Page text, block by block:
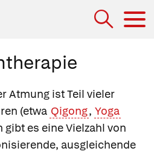
Atmung ist Teil vieler
(etwa Qigong, Yoga
gibt es eine Vielzahl von
ausgleichende